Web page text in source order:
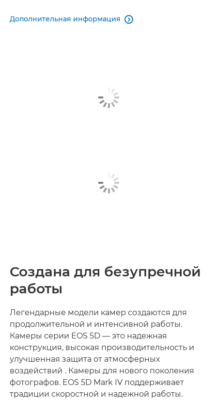
Дополнительная информация 
Создана для безупречной
работы
Легендарные модели камер создаются для
продолжительной и интенсивной работы.
Камеры серии EOS 5D — это надежная
конструкция, высокая производительность и
улучшенная защита от атмосферных
воздействий . Камеры для нового поколения
фотографов. EOS 5D Mark IV поддерживает
традиции скоростной и надежной работы.